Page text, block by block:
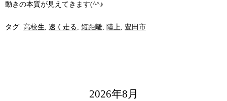
動きの本質が見えてきます(^^♪
タグ: 高校生, 速く走る, 短距離, 陸上, 豊田市
2026年8月